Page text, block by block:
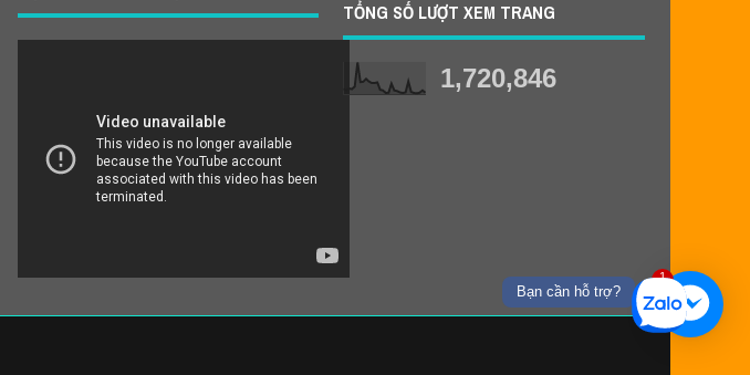
1
Bạn cần hỗ trợ?
TỔNG SỐ LƯỢT XEM TRANG
1,720,846